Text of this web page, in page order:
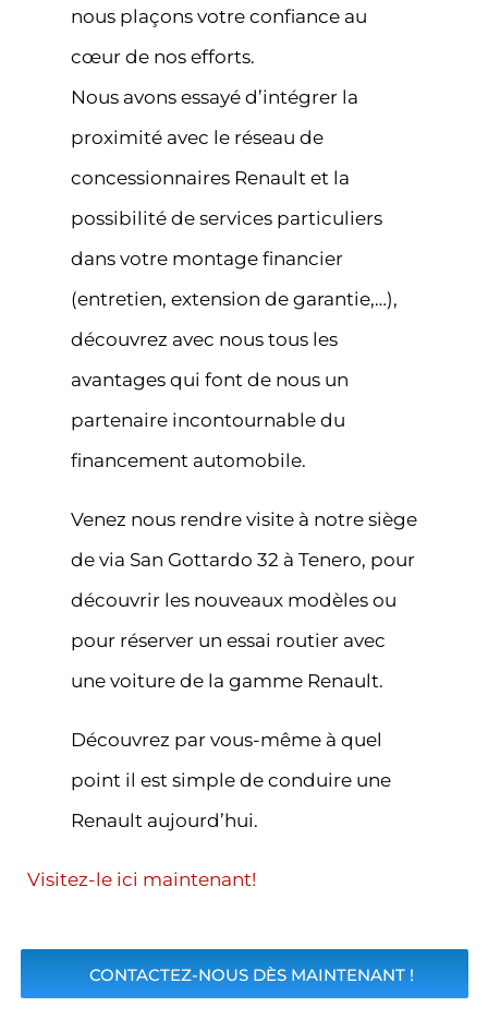
nous plaçons votre confiance au
cœur de nos efforts.
Nous avons essayé d’intégrer la
proximité avec le réseau de
concessionnaires Renault et la
possibilité de services particuliers
dans votre montage financier
(entretien, extension de garantie,…),
découvrez avec nous tous les
avantages qui font de nous un
partenaire incontournable du
financement automobile.
Venez nous rendre visite à notre siège
de via San Gottardo 32 à Tenero, pour
découvrir les nouveaux modèles ou
pour réserver un essai routier avec
une voiture de la gamme Renault.
Découvrez par vous-même à quel
point il est simple de conduire une
Renault aujourd’hui.
Visitez-le ici maintenant!
CONTACTEZ-NOUS DÈS MAINTENANT !